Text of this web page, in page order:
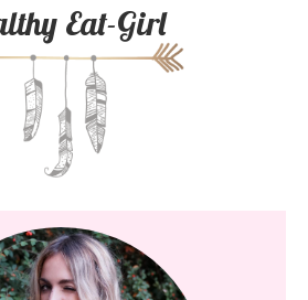
Eat-Girl